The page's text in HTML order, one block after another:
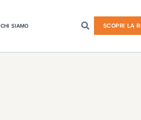
CHI SIAMO SCOPRI LA